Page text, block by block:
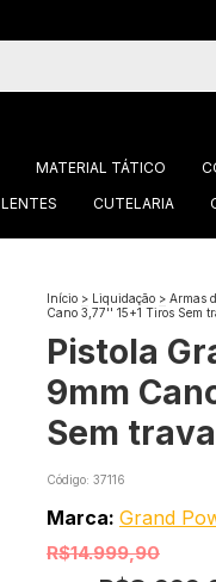
MATERIAL TÁTICO
LENTES CUTELARIA
Início > Liquidação > Armas
Cano 3,77'' 15+1 Tiros Sem
Pistola
9mm
Sem
Código: 37116
Marca: Grand
R$14.999,90